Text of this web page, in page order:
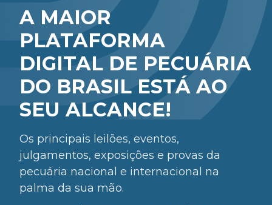
A MAIOR
PLATAFORMA
DIGITAL DE PECUÁRIA
DO BRASIL ESTÁ AO
SEU ALCANCE!
Os principais leilões, eventos,
julgamentos, exposições e provas da
pecuária nacional e internacional na
palma da sua mão.